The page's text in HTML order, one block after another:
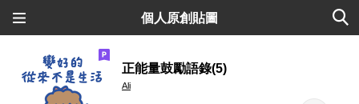
個人原創貼圖
正能量鼓勵語錄(5)
Ali